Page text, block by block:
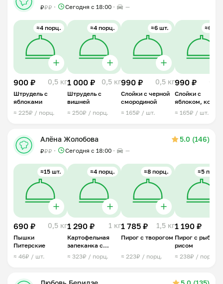
₽₽₽ Сегодня с 18:00 —
≈4 порц.
900 ₽ 0,5 кг
Штрудель с
яблоками
≈ 225₽ / порц.
≈4 порц.
1 000 ₽ 0,5 кг
Штрудель с
вишней
≈ 250₽ / порц.
≈6 шт.
990 ₽ 0,5 кг
Слойки с черной
смородиной
≈ 165₽ / шт.
≈6 шт.
990 ₽
Слойки с
яблоком,
и изюмом
≈ 165₽ / шт.
Алёна Жолобова 5.0 (146)
₽₽₽ Сегодня с 18:00 —
≈15 шт.
690 ₽ 0,5 кг
Пышки
Питерские
≈ 46₽ / шт.
≈4 порц.
1 290 ₽ 1 кг
Картофельная
запеканка с
беконом
≈ 323₽ / порц.
≈8 порц.
1 785 ₽ 1,5 кг
Пирог с творогом
≈ 223₽ / порц.
≈5 порц.
1 190 ₽
Пирог с рыбой и
рисом
≈ 238₽ / порц.